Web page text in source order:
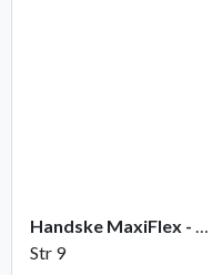
Handske MaxiFlex - Ultimate
Str 9